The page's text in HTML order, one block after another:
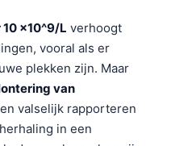
×10^9/L verhoogt
vooral als er
plekken zijn. Maar
van
valselijk rapporteren
in een